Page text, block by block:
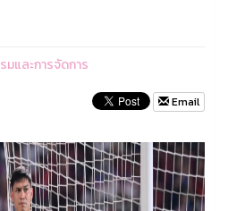
และการจัดการ
Email